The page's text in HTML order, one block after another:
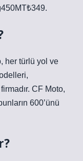
her türlü yol ve
CF Moto,
600’ünü